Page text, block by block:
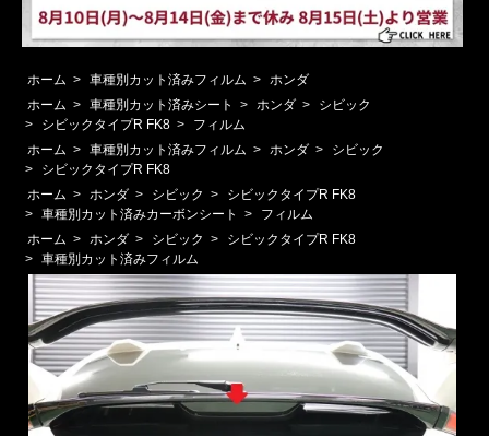
ホーム > 車種別カット済みフィルム > ホンダ
ホーム > 車種別カット済みシート > ホンダ >
シビック
>
シビックタイプR FK8 >
フィルム
ホーム > 車種別カット済みフィルム > ホンダ >
シビック
>
シビックタイプR FK8
ホーム > ホンダ > シビック >
シビックタイプR FK8
> 車種別カット済みカーボンシート >
フィルム
ホーム > ホンダ > シビック >
シビックタイプR FK8
> 車種別カット済みフィルム